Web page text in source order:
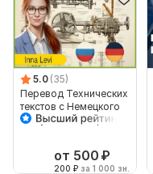
5.0 (35)
Перевод Технических
текстов с Немецкого
на Русский и обратно
от 500 ₽
200 ₽ за 1 000 зн.